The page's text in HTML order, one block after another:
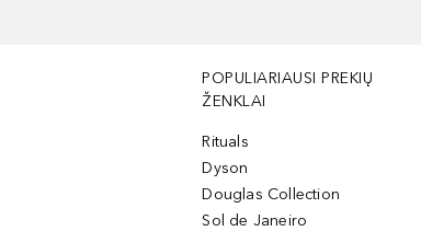
POPULIARIAUSI PREKIŲ
ŽENKLAI
Rituals
Dyson
Douglas Collection
Sol de Janeiro